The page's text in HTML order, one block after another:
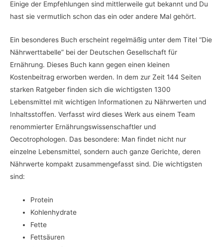
Einige der Empfehlungen sind mittlerweile gut bekannt und Du
hast sie vermutlich schon das ein oder andere Mal gehört.
Ein besonderes Buch erscheint regelmäßig unter dem Titel “Die
Nährwerttabelle” bei der Deutschen Gesellschaft für
Ernährung. Dieses Buch kann gegen einen kleinen
Kostenbeitrag erworben werden. In dem zur Zeit 144 Seiten
starken Ratgeber finden sich die wichtigsten 1300
Lebensmittel mit wichtigen Informationen zu Nährwerten und
Inhaltsstoffen. Verfasst wird dieses Werk aus einem Team
renommierter Ernährungswissenschaftler und
Oecotrophologen. Das besondere: Man findet nicht nur
einzelne Lebensmittel, sondern auch ganze Gerichte, deren
Nährwerte kompakt zusammengefasst sind. Die wichtigsten
sind:
Protein
Kohlenhydrate
Fette
Fettsäuren